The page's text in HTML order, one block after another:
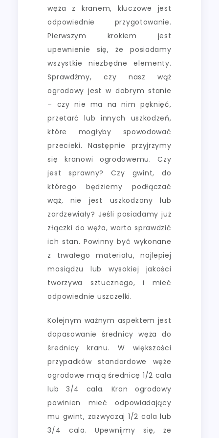
węża z kranem, kluczowe jest
odpowiednie przygotowanie.
Pierwszym krokiem jest
upewnienie się, że posiadamy
wszystkie niezbędne elementy.
Sprawdźmy, czy nasz wąż
ogrodowy jest w dobrym stanie
– czy nie ma na nim pęknięć,
przetarć lub innych uszkodzeń,
które mogłyby spowodować
przecieki. Następnie przyjrzymy
się kranowi ogrodowemu. Czy
jest sprawny? Czy gwint, do
którego będziemy podłączać
wąż, nie jest uszkodzony lub
zardzewiały? Jeśli posiadamy już
złączki do węża, warto sprawdzić
ich stan. Powinny być wykonane
z trwałego materiału, najlepiej
mosiądzu lub wysokiej jakości
tworzywa sztucznego, i mieć
odpowiednie uszczelki.
Kolejnym ważnym aspektem jest
dopasowanie średnicy węża do
średnicy kranu. W większości
przypadków standardowe węże
ogrodowe mają średnicę 1/2 cala
lub 3/4 cala. Kran ogrodowy
powinien mieć odpowiadający
mu gwint, zazwyczaj 1/2 cala lub
3/4 cala. Upewnijmy się, że